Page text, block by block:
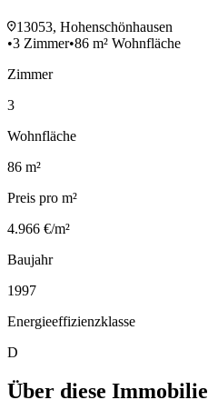
13053, Hohenschönhausen
•3 Zimmer•86 m² Wohnfläche
Zimmer
3
Wohnfläche
86 m²
Preis pro m²
4.966 €/m²
Baujahr
1997
Energieeffizienzklasse
D
Über diese Immobilie